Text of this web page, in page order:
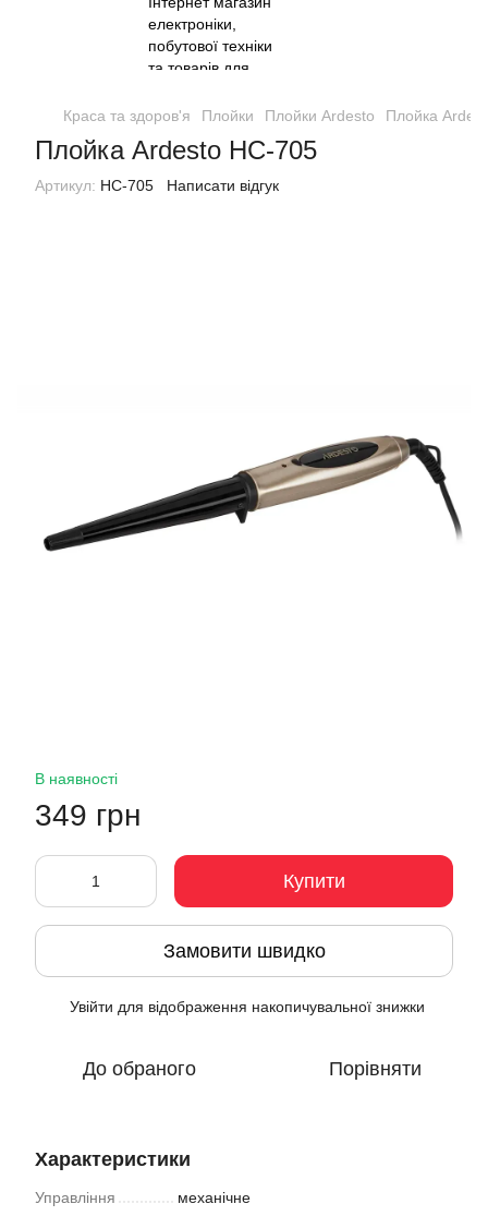
Краса та здоров'я Плойки Плойки Ardesto Плойка
Плойка Ardesto HC-705
Артикул: HC-705 Написати відгук
В наявності
349 грн
Купити
Замовити швидко
Увійти для відображення накопичувальної знижки
До обраного Порівняти
Характеристики
Управління механічне